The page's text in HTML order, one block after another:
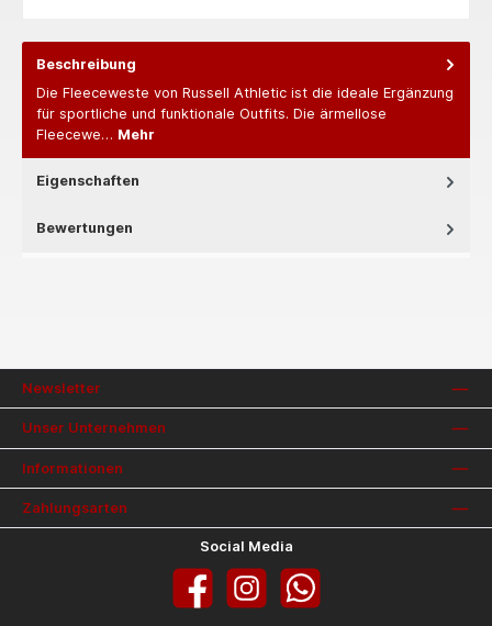
Beschreibung
Die Fleeceweste von Russell Athletic ist die ideale Ergänzung
für sportliche und funktionale Outfits. Die ärmellose
Fleecewe… Mehr
Eigenschaften
Bewertungen
Newsletter
Unser Unternehmen
Informationen
Zahlungsarten
Social Media
Facebook InstagramWhatsApp